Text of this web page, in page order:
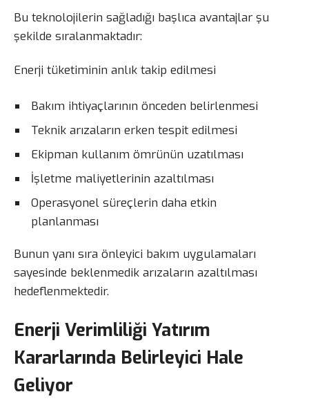
Bu teknolojilerin sağladığı başlıca avantajlar şu
şekilde sıralanmaktadır:
Enerji tüketiminin anlık takip edilmesi
Bakım ihtiyaçlarının önceden belirlenmesi
Teknik arızaların erken tespit edilmesi
Ekipman kullanım ömrünün uzatılması
İşletme maliyetlerinin azaltılması
Operasyonel süreçlerin daha etkin
planlanması
Bunun yanı sıra önleyici bakım uygulamaları
sayesinde beklenmedik arızaların azaltılması
hedeflenmektedir.
Enerji Verimliliği Yatırım
Kararlarında Belirleyici Hale
Geliyor